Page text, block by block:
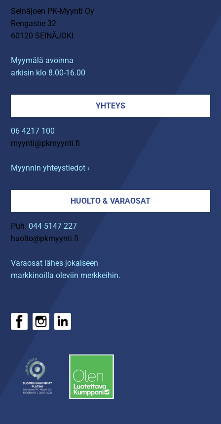
Seinäjoen PK-Myynti Oy
Rengastie 32
60120 SEINÄJOKI
Myymälä avoinna
arkisin klo 8.00-16.00
YHTEYS
06 4217 100
myynti@pkmyynti.fi
Myynnin yhteystiedot ›
HUOLTO & VARAOSAT
Puh. 044 5147 227
huolto@pkmyynti.fi
Varaosat lähes jokaiseen
markkinoilla oleviin merkkeihin.